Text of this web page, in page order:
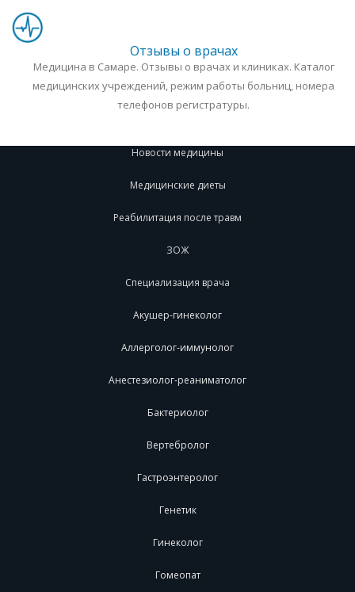
Отзывы о врачах
Медицина в Самаре. Отзывы о врачах и клиниках. Каталог
медицинских учреждений, режим работы больниц, номера
телефонов регистратуры.
Новости медицины
Медицинские диеты
Реабилитация после травм
ЗОЖ
Специализация врача
Акушер-гинеколог
Аллерголог-иммунолог
Анестезиолог-реаниматолог
Бактериолог
Вертебролог
Гастроэнтеролог
Генетик
Гинеколог
Гомеопат